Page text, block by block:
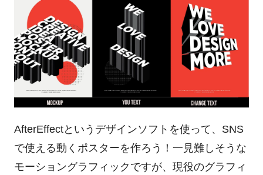
AfterEffectというデザインソフトを使って、SNS
で使える動くポスターを作ろう！一見難しそうな
モーショングラフィックですが、現役のグラフィ